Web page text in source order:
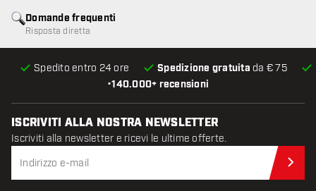
•140.000+ recensioni
Spedito entro 24 ore Spedizione gratuita da € 75
Domande frequenti
Risposta diretta
ISCRIVITI ALLA NOSTRA NEWSLETTER
Iscriviti alla newsletter e ricevi le ultime offerte.